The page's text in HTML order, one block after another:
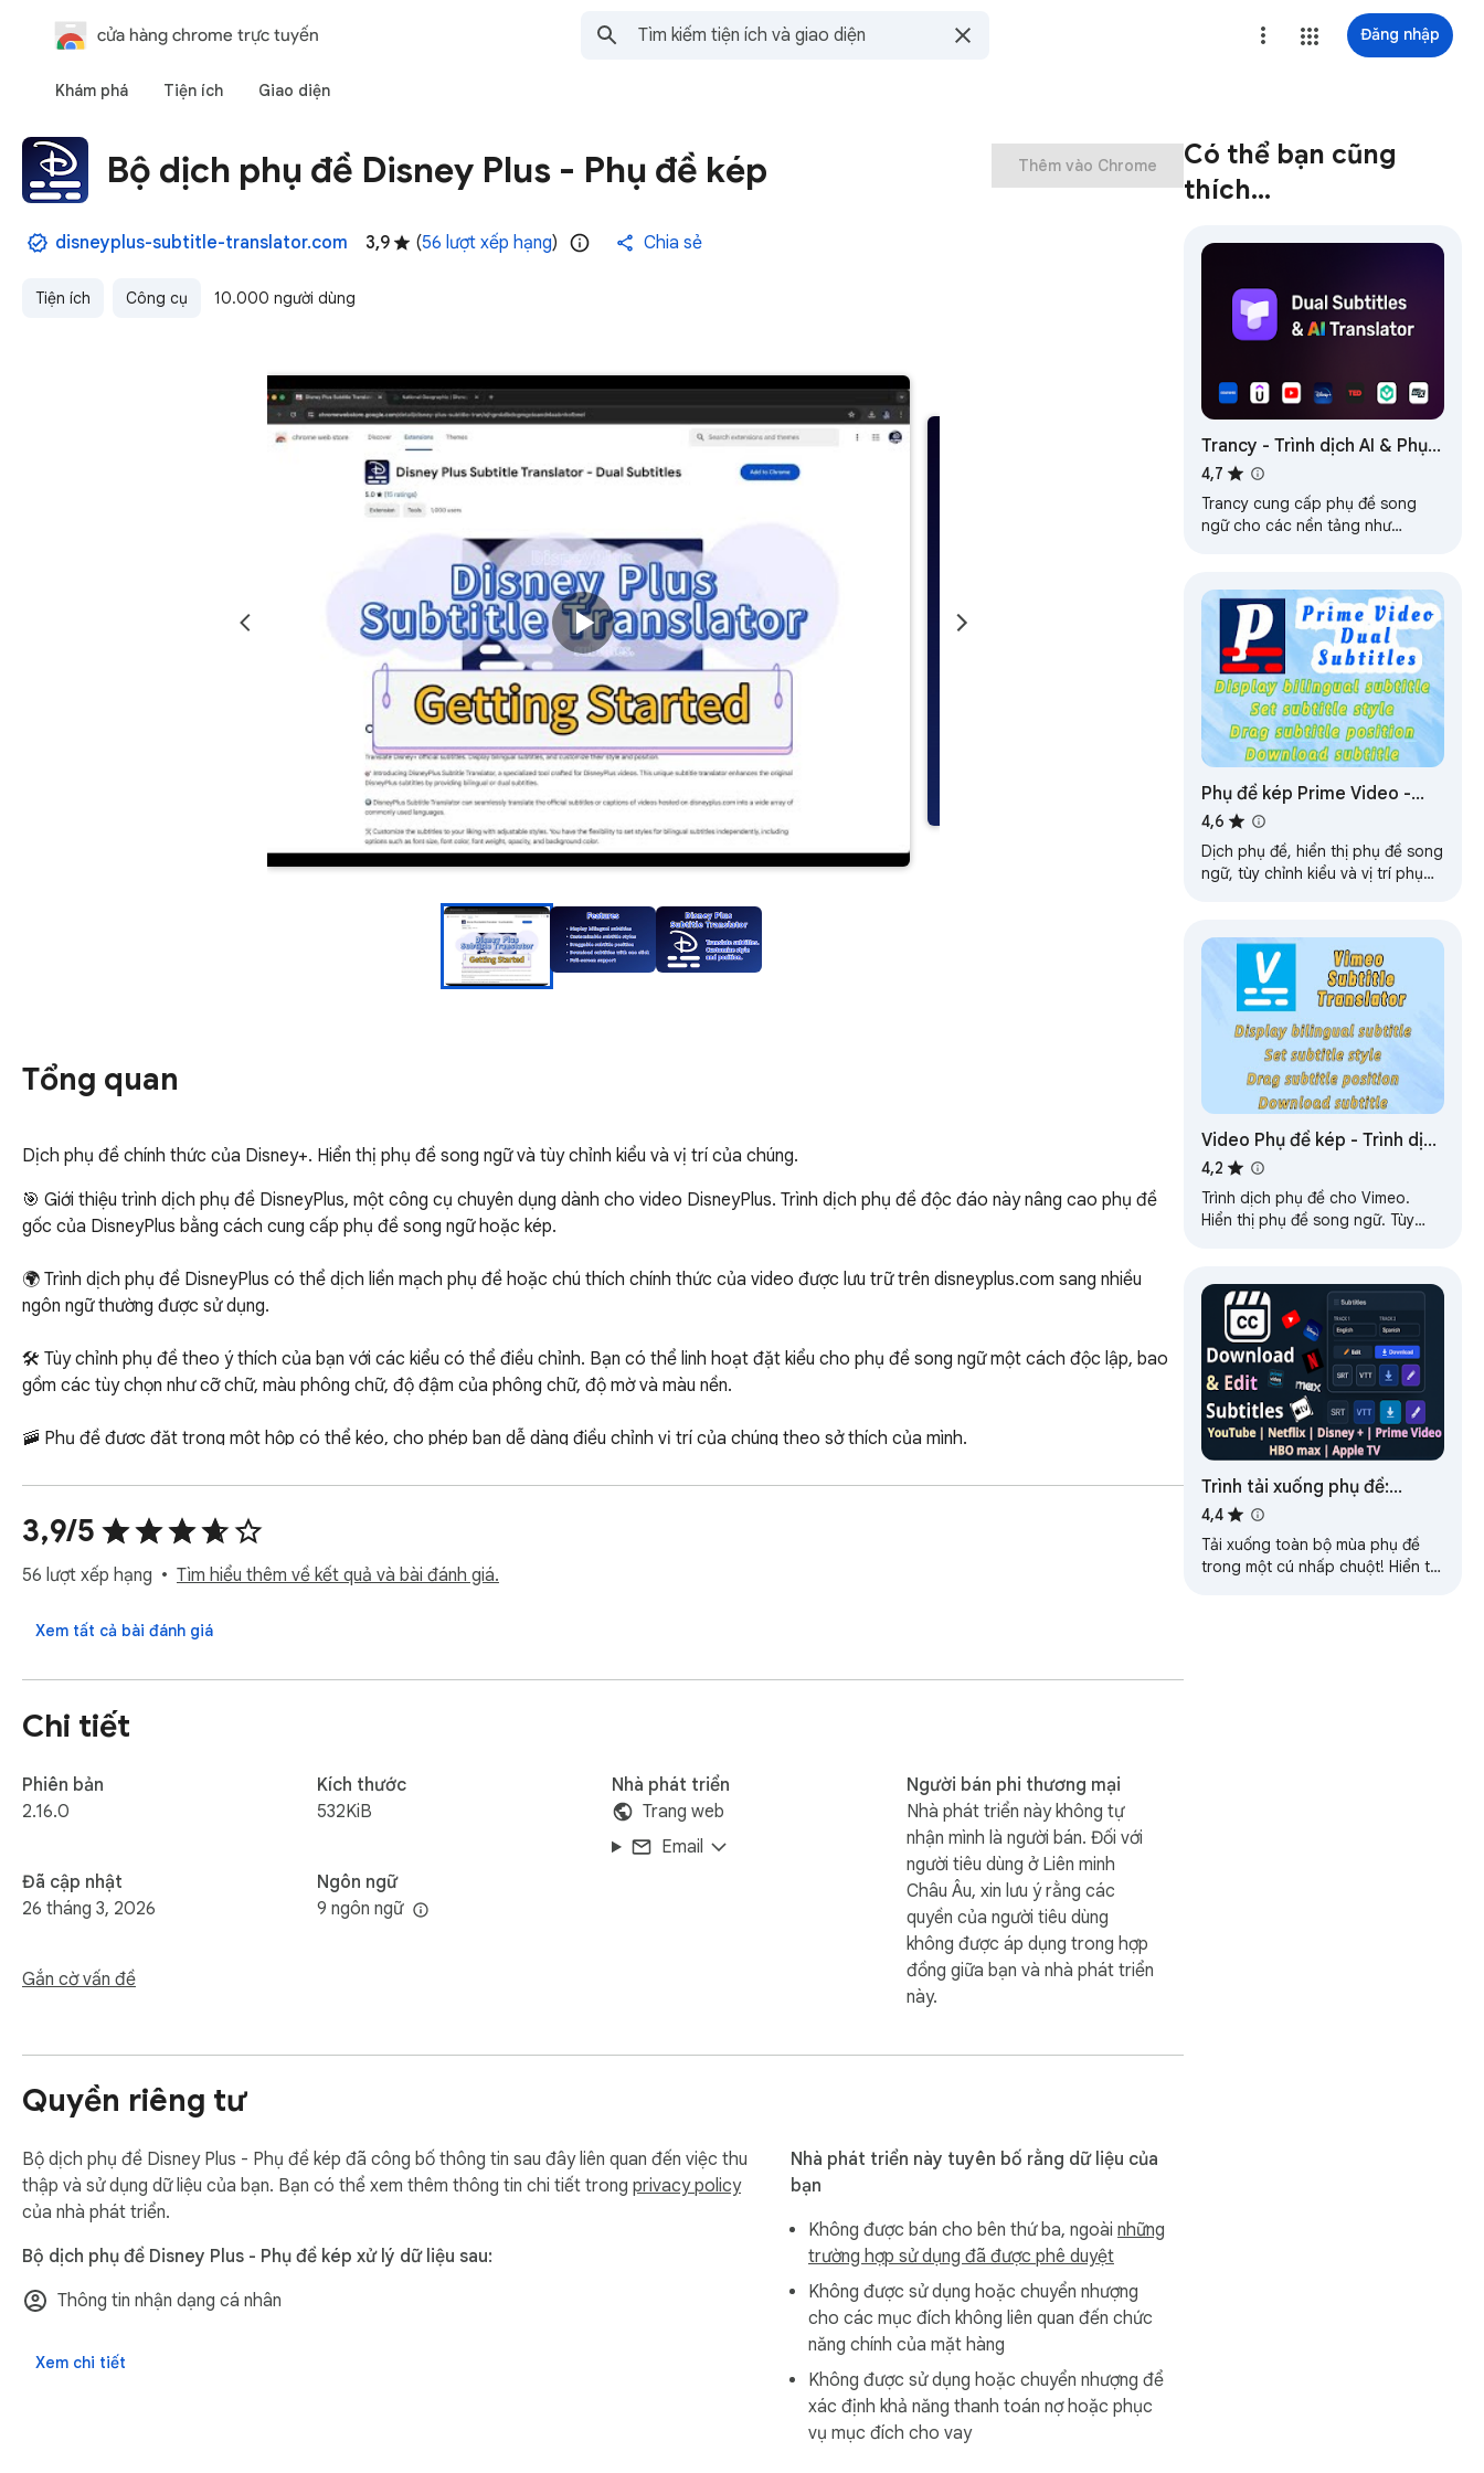
cửa hàng chrome trực tuyến Đăng nhập
Khám phá Tiện ích Giao diện
Bộ dịch phụ đề Disney Plus - Phụ đề kép
disneyplus-subtitle-translator.com 3,9 (56 lượt xếp hạng) Chia sẻ
Tiện ích Công cụ 10.000 người dùng
Thêm vào Chrome
Tổng quan
Dịch phụ đề chính thức của Disney+. Hiển thị phụ đề song ngữ và tùy chỉnh kiểu và vị trí của chúng.
🎯 Giới thiệu trình dịch phụ đề DisneyPlus, một công cụ chuyên dụng dành cho video DisneyPlus. Trình dịch phụ đề độc đáo này nâng cao phụ đề
gốc của DisneyPlus bằng cách cung cấp phụ đề song ngữ hoặc kép.
🌍 Trình dịch phụ đề DisneyPlus có thể dịch liền mạch phụ đề hoặc chú thích chính thức của video được lưu trữ trên disneyplus.com sang nhiều
ngôn ngữ thường được sử dụng.
🛠 Tùy chỉnh phụ đề theo ý thích của bạn với các kiểu có thể điều chỉnh. Bạn có thể linh hoạt đặt kiểu cho phụ đề song ngữ một cách độc lập, bao
gồm các tùy chọn như cỡ chữ, màu phông chữ, độ đậm của phông chữ, độ mờ và màu nền.
🚠 Phụ đề được đặt trong một hộp có thể kéo, cho phép bạn dễ dàng điều chỉnh vị trí của chúng theo sở thích của mình.
👉 Tính năng chính:
✅ Hiển thị phụ đề song ngữ
✅ Hỗ trợ hầu hết các ngôn ngữ
✅ Kiểu phụ đề có thể điều chỉnh
✅ Tải xuống phụ đề chỉ bằng một cú nhấp chuột
3,9/5
56 lượt xếp hạng Tìm hiểu thêm về kết quả và bài đánh giá.
Xem tất cả bài đánh giá
Chi tiết
Phiên bản
2.16.0
Đã cập nhật
26 tháng 3, 2026
Gắn cờ vấn đề
Kích thước
532KiB
Ngôn ngữ
9 ngôn ngữ
Nhà phát triển
Trang web
Email
Người bán phi thương mại
Nhà phát triển này không tự
nhận mình là người bán. Đối với
người tiêu dùng ở Liên minh
Châu Âu, xin lưu ý rằng các
quyền của người tiêu dùng
không được áp dụng trong hợp
đồng giữa bạn và nhà phát triển
này.
Quyền riêng tư
Bộ dịch phụ đề Disney Plus - Phụ đề kép đã công bố thông tin sau đây liên quan đến việc thu
thập và sử dụng dữ liệu của bạn. Bạn có thể xem thêm thông tin chi tiết trong privacy policy
của nhà phát triển.
Bộ dịch phụ đề Disney Plus - Phụ đề kép xử lý dữ liệu sau:
Thông tin nhận dạng cá nhân
Xem chi tiết
Nhà phát triển này tuyên bố rằng dữ liệu của
bạn
Không được bán cho bên thứ ba, ngoài những
trường hợp sử dụng đã được phê duyệt
Không được sử dụng hoặc chuyển nhượng
cho các mục đích không liên quan đến chức
năng chính của mặt hàng
Không được sử dụng hoặc chuyển nhượng để
xác định khả năng thanh toán nợ hoặc phục
vụ mục đích cho vay
Có thể bạn cũng
thích…
Trancy - Trình dịch AI & Phụ
đề song ngữ
4,7
Trancy cung cấp phụ đề song
ngữ cho các nền tảng như
thuật trang web…
Phụ đề kép Prime Video -
Trình dịch phụ đề
4,6
Dịch phụ đề, hiển thị phụ đề song
ngữ, tùy chỉnh kiểu và vị trí phụ
Video Phụ đề kép - Trình dịch
cho Vimeo
4,2
Trình dịch phụ đề cho Vimeo.
Hiển thị phụ đề song ngữ. Tùy
Trình tải xuống phụ đề:
YouTube Netflix Disney+ Max
& Any Site
4,4
Tải xuống toàn bộ mùa phụ đề
trong một cú nhấp chuột! Hiển thị